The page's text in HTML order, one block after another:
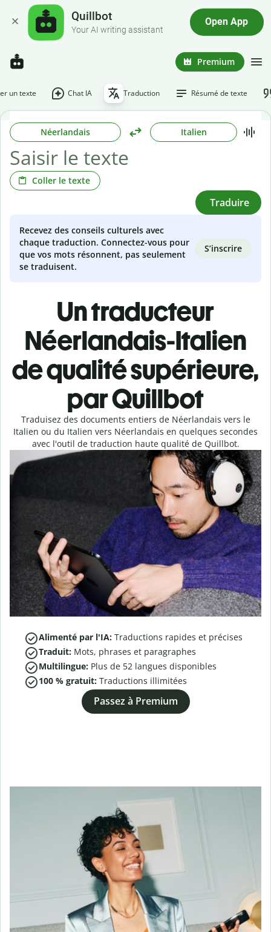
Quillbot
Your AI writing assistant
Open App
Premium
un texte Chat IA Traduction Résumé de texte
Néerlandais Italien
Coller le texte
Traduire
Recevez des conseils culturels avec
chaque traduction. Connectez-vous pour
que vos mots résonnent, pas seulement
se traduisent.
S’inscrire
Un traducteur
Néerlandais-Italien
de qualité supérieure,
par Quillbot
Traduisez des documents entiers de Néerlandais vers le
Italien ou du Italien vers Néerlandais en quelques secondes
avec l'outil de traduction haute qualité de Quillbot.
Alimenté par l'IA: Traductions rapides et précises
Traduit: Mots, phrases et paragraphes
Multilingue: Plus de 52 langues disponibles
100 % gratuit: Traductions illimitées
Passez à Premium